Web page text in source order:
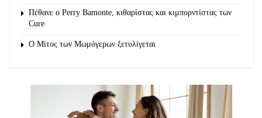
Πέθανε ο Perry Bamonte, κιθαρίστας και κιμπορντίστας των
Cure
O Μίτος των Μωμόγερων ξετυλίγεται